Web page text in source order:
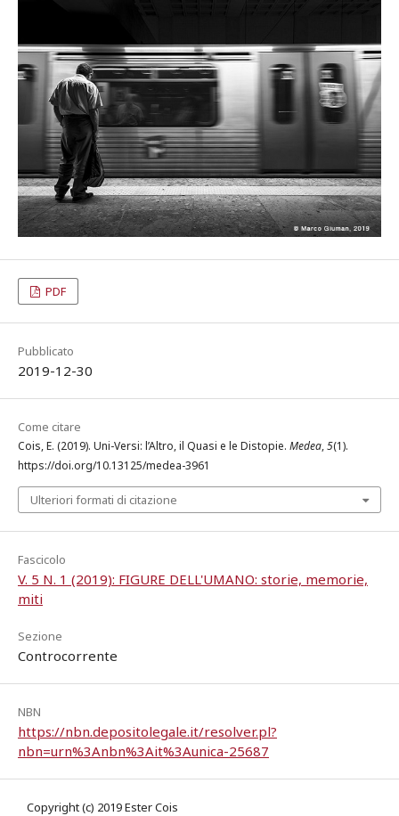
PDF
Pubblicato
2019-12-30
Come citare
Cois, E. (2019). Uni-Versi: l’Altro, il Quasi e le Distopie. Medea,5(1).
https://doi.org/10.13125/medea-3961
Ulteriori formati di citazione
Fascicolo
V. 5 N. 1 (2019): FIGURE DELL'UMANO: storie, memorie,
miti
Sezione
Controcorrente
NBN
https://nbn.depositolegale.it/resolver.pl?
nbn=urn%3Anbn%3Ait%3Aunica-25687
Copyright (c) 2019 Ester Cois